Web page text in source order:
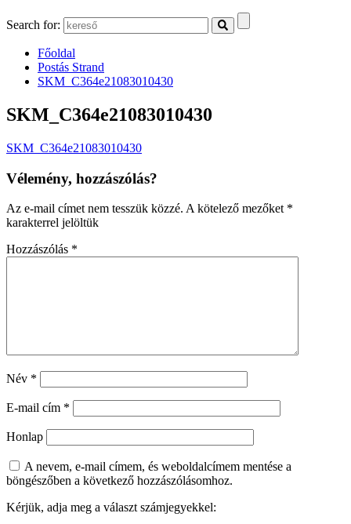
Search for:
Főoldal
Postás Strand
SKM_C364e21083010430
SKM_C364e21083010430
SKM_C364e21083010430
Vélemény, hozzászólás?
Az e-mail címet nem tesszük közzé. A kötelező mezőket *
karakterrel jelöltük
Hozzászólás *
Név *
E-mail cím *
Honlap
A nevem, e-mail címem, és weboldalcímem mentése a
böngészőben a következő hozzászólásomhoz.
Kérjük, adja meg a választ számjegyekkel: